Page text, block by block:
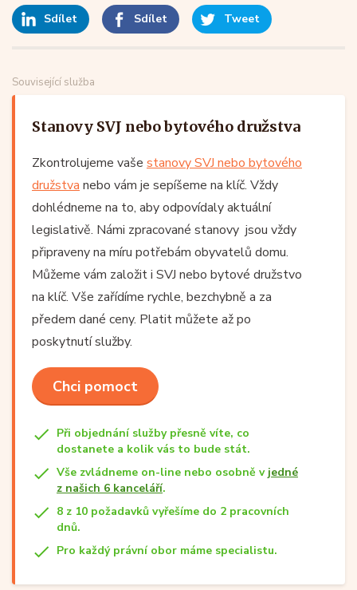
Sdílet Sdílet Tweet
Související služba
Stanovy SVJ nebo bytového družstva
Zkontrolujeme vaše stanovy SVJ nebo bytového
družstva nebo vám je sepíšeme na klíč. Vždy
dohlédneme na to, aby odpovídaly aktuální
legislativě. Námi zpracované stanovy jsou vždy
připraveny na míru potřebám obyvatelů domu.
Můžeme vám založit i SVJ nebo bytové družstvo
na klíč. Vše zařídíme rychle, bezchybně a za
předem dané ceny. Platit můžete až po
poskytnutí služby.
Chci pomoct
Při objednání služby přesně víte, co
dostanete a kolik vás to bude stát.
Vše zvládneme on-line nebo osobně v jedné
z našich 6 kanceláří.
8 z 10 požadavků vyřešíme do 2 pracovních
dnů.
Pro každý právní obor máme specialistu.